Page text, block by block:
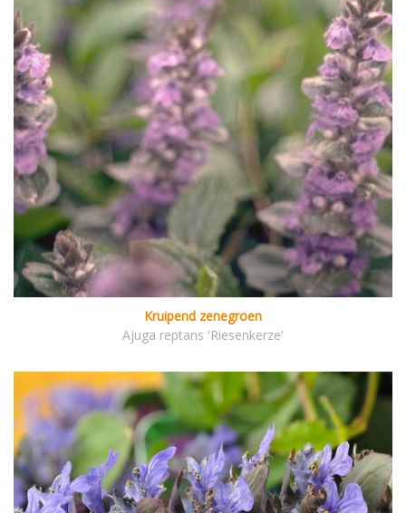
Kruipend zenegroen
Ajuga reptans 'Riesenkerze'